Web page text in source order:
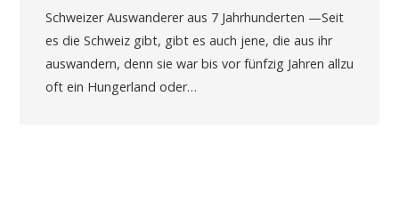
Schweizer Auswanderer aus 7 Jahrhunderten —Seit
es die Schweiz gibt, gibt es auch jene, die aus ihr
auswandern, denn sie war bis vor fünfzig Jahren allzu
oft ein Hungerland oder…